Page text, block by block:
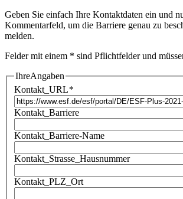
Geben Sie einfach Ihre Kontaktdaten ein und
Kommentarfeld, um die Barriere genau zu
melden.
Felder mit einem * sind Pflichtfelder und
IhreAngaben
Kontakt_URL*
Kontakt_Barriere
Kontakt_Barriere-Name
Kontakt_Strasse_Hausnummer
Kontakt_PLZ_Ort